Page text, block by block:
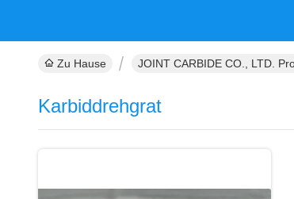
Zu Hause JOINT CARBIDE CO., LTD.
Karbiddrehgrat